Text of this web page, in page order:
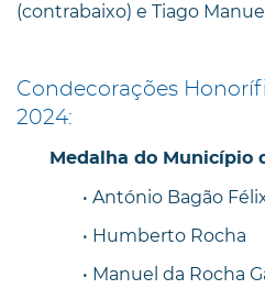
(contrabaixo) e Tiago
Condecorações
2024:
Medalha do Município
• António Bagão
• Humberto Rocha
• Manuel da Rocha